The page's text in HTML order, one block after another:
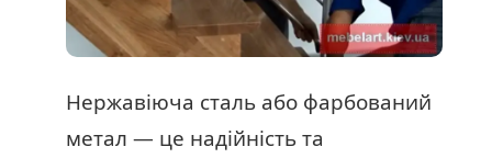
Нержавіюча сталь або фарбований
метал — це надійність та